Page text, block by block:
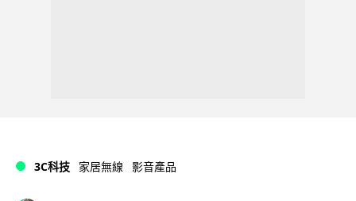
3C科技 家居無線 影音產品